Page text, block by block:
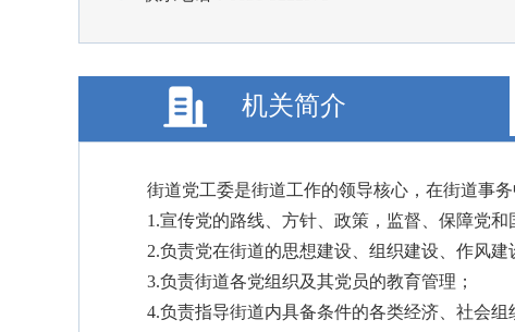
机关简介
街道党工委是街道工作的领导核心，在街道事
1.宣传党的路线、方针、政策，监督、保障党
2.负责党在街道的思想建设、组织建设、作风建
3.负责街道各党组织及其党员的教育管理；
4.负责指导街道内具备条件的各类经济、社会